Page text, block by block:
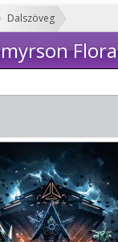
Dalszöveg
Flora